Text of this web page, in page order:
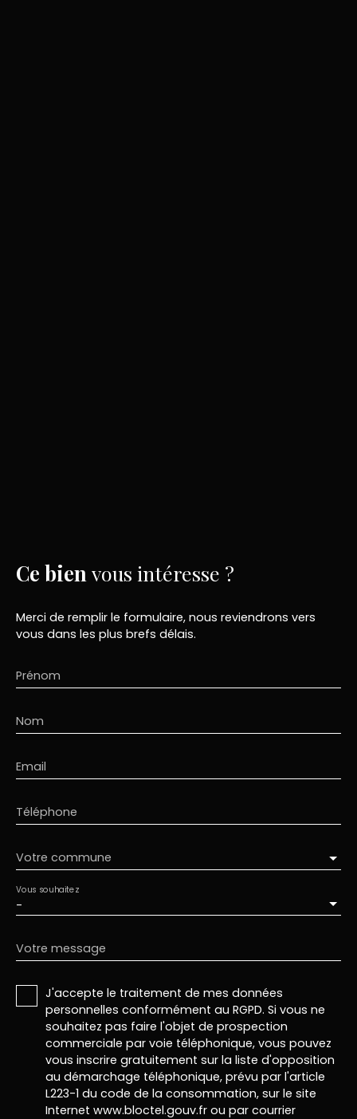
Ce bien vous intéresse ?
Merci de remplir le formulaire, nous reviendrons vers
vous dans les plus brefs délais.
Prénom
Nom
Email
Téléphone
Votre commune
-
Vous souhaitez
Votre message
J'accepte le traitement de mes données
personnelles conformément au RGPD. Si vous ne
souhaitez pas faire l'objet de prospection
commerciale par voie téléphonique, vous pouvez
vous inscrire gratuitement sur la liste d'opposition
au démarchage téléphonique, prévu par l'article
L223-1 du code de la consommation, sur le site
Internet www.bloctel.gouv.fr ou par courrier